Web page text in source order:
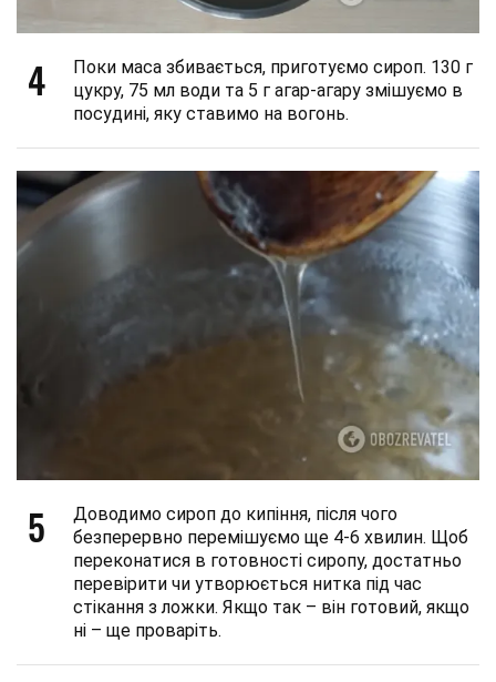
4
Поки маса збивається, приготуємо сироп. 130 г
цукру, 75 мл води та 5 г агар-агару змішуємо в
посудині, яку ставимо на вогонь.
5
Доводимо сироп до кипіння, після чого
безперервно перемішуємо ще 4-6 хвилин. Щоб
переконатися в готовності сиропу, достатньо
перевірити чи утворюється нитка під час
стікання з ложки. Якщо так – він готовий, якщо
ні – ще проваріть.